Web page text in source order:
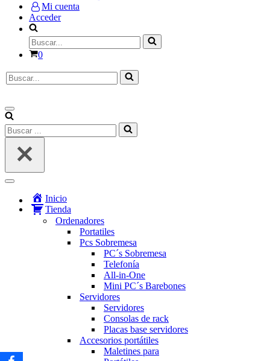
Mi cuenta
Acceder
Buscar...
Carrito
0
Buscar...
Menú
de
navegación
Buscar...
Menú
navegaciónInicio
Tienda
Ordenadores
Portatiles
Pcs Sobremesa
PC´s Sobremesa
Telefonía
All-in-One
Mini PC´s Barebones
Servidores
Servidores
Consolas de rack
Placas base servidores
Accesorios portátiles
Maletines para